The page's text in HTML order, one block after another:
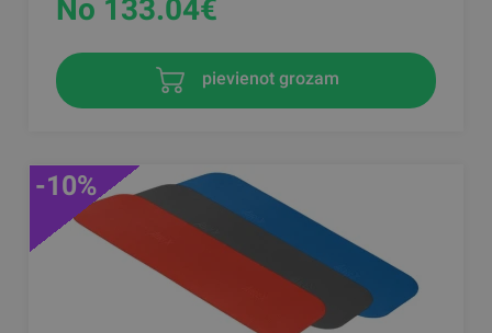
No 133.04€
pievienot grozam
-10%